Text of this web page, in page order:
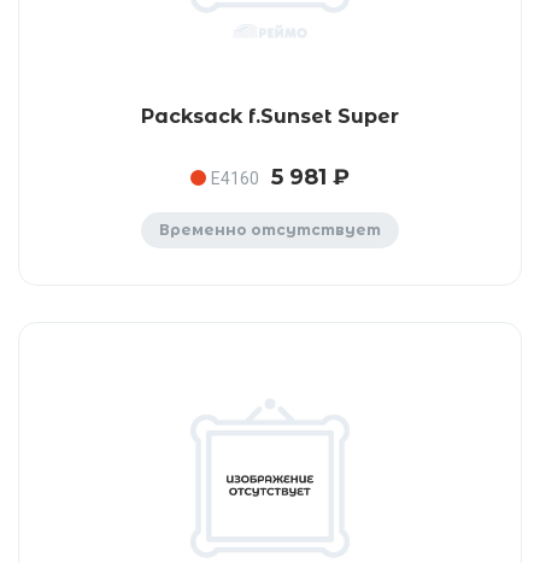
Packsack f.Sunset Super
E4160 5 981 ₽
Временно отсутствует